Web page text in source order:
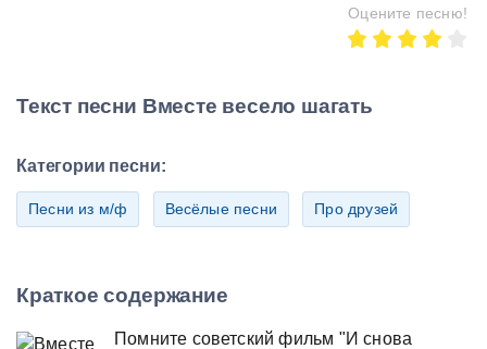
Оцените песню!
Текст песни Вместе весело шагать
Категории песни:
Песни из м/ф Весёлые песни Про друзей
Краткое содержание
Помните советский фильм "И снова